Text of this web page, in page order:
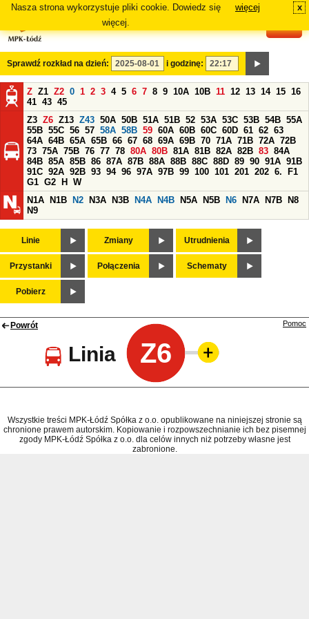
Nasza strona wykorzystuje pliki cookie. Dowiedz się
więcej.
więcej x
Sprawdź rozkład na dzień: i godzinę:
Z Z1 Z2 0 1 2 3 4 5 6 7 8 9 10A 10B 11 12 13 14 15 16
41 43 45
Z3 Z6 Z13 Z43 50A 50B 51A 51B 52 53A 53C 53B 54B 55A
55B 55C 56 57 58A 58B 59 60A 60B 60C 60D 61 62 63
64A 64B 65A 65B 66 67 68 69A 69B 70 71A 71B 72A 72B
73 75A 75B 76 77 78 80A 80B 81A 81B 82A 82B 83 84A
84B 85A 85B 86 87A 87B 88A 88B 88C 88D 89 90 91A 91B
91C 92A 92B 93 94 96 97A 97B 99 100 101 201 202 6.
F1
G1 G2 H
W
N1A
N1B N2 N3A N3B N4A N4B N5A N5B N6 N7A N7B
N8
N9
Linie Zmiany Utrudnienia
Przystanki Połączenia Schematy
Pobierz
Powrót
Linia Z6
Pomoc
Wszystkie treści MPK-Łódź Spółka z o.o. opublikowane na niniejszej stronie są
chronione prawem autorskim. Kopiowanie i rozpowszechnianie ich bez pisemnej
zgody MPK-Łódź Spółka z o.o. dla celów innych niż potrzeby własne jest
zabronione.